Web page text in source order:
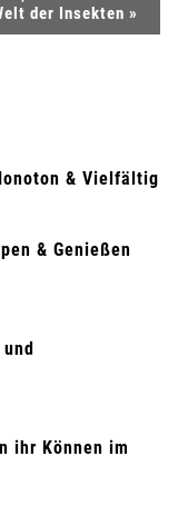
der Insekten »
& Vielfältig
& Genießen
ihr Können im